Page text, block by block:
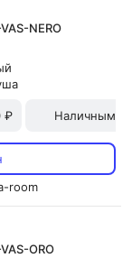
NERO
₽ Наличными
room
ORO